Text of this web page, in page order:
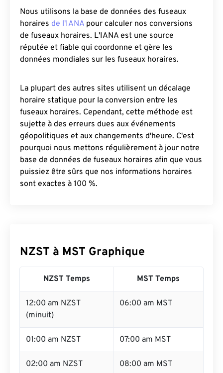
Nous utilisons la base de données des fuseaux
horaires de l'IANA pour calculer nos conversions
de fuseaux horaires. L'IANA est une source
réputée et fiable qui coordonne et gère les
données mondiales sur les fuseaux horaires.
La plupart des autres sites utilisent un décalage
horaire statique pour la conversion entre les
fuseaux horaires. Cependant, cette méthode est
sujette à des erreurs dues aux événements
géopolitiques et aux changements d'heure. C'est
pourquoi nous mettons régulièrement à jour notre
base de données de fuseaux horaires afin que vous
puissiez être sûrs que nos informations horaires
sont exactes à 100 %.
NZST à MST Graphique
NZST Temps MST Temps
12:00 am NZST
(minuit)
06:00 am MST
01:00 am NZST 07:00 am MST
02:00 am NZST 08:00 am MST